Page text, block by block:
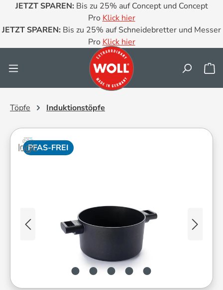
Zum Hauptinhalt springen
JETZT SPAREN: Bis zu 25% auf Concept und Concept
Pro Klick hier
JETZT SPAREN: Bis zu 25% auf Schneidebretter und Messer
Pro Klick hier
Töpfe Induktionstöpfe
PFAS-FREI